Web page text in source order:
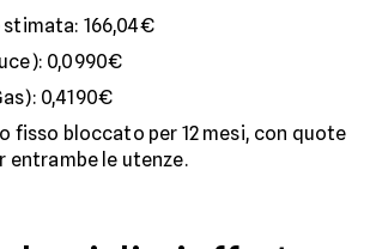
stimata: 166,04€
0,0990€
0,4190€
fisso bloccato per 12 mesi, con quote
entrambe le utenze.